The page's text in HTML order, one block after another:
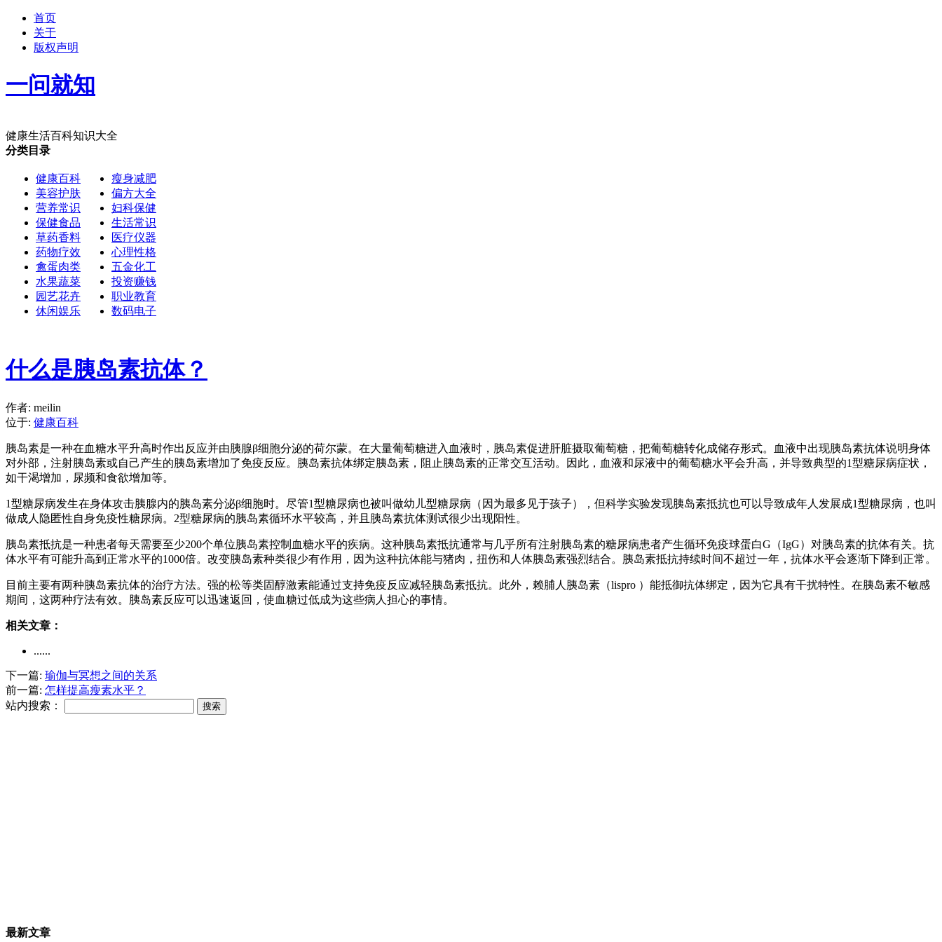
首页
关于
版权声明
一问就知
健康生活百科知识大全
分类目录
健康百科
美容护肤
营养常识
保健食品
草药香料
药物疗效
禽蛋肉类
水果蔬菜
园艺花卉
休闲娱乐
瘦身减肥
偏方大全
妇科保健
生活常识
医疗仪器
心理性格
五金化工
投资赚钱
职业教育
数码电子
什么是胰岛素抗体？
作者: meilin
位于: 健康百科
胰岛素是一种在血糖水平升高时作出反应并由胰腺β细胞分泌的荷尔蒙。在大量葡萄糖进入血液时，胰岛素促进肝脏摄取葡萄糖，把葡萄糖转化成储存形式。血液中出现胰岛素抗体说明身体
对外部，注射胰岛素或自己产生的胰岛素增加了免疫反应。胰岛素抗体绑定胰岛素，阻止胰岛素的正常交互活动。因此，血液和尿液中的葡萄糖水平会升高，并导致典型的1型糖尿病症状，
如干渴增加，尿频和食欲增加等。
1型糖尿病发生在身体攻击胰腺内的胰岛素分泌β细胞时。尽管1型糖尿病也被叫做幼儿型糖尿病（因为最多见于孩子），但科学实验发现胰岛素抵抗也可以导致成年人发展成1型糖尿病，也叫
做成人隐匿性自身免疫性糖尿病。2型糖尿病的胰岛素循环水平较高，并且胰岛素抗体测试很少出现阳性。
胰岛素抵抗是一种患者每天需要至少200个单位胰岛素控制血糖水平的疾病。这种胰岛素抵抗通常与几乎所有注射胰岛素的糖尿病患者产生循环免疫球蛋白G（IgG）对胰岛素的抗体有关。抗
体水平有可能升高到正常水平的1000倍。改变胰岛素种类很少有作用，因为这种抗体能与猪肉，扭伤和人体胰岛素强烈结合。胰岛素抵抗持续时间不超过一年，抗体水平会逐渐下降到正常。
目前主要有两种胰岛素抗体的治疗方法。强的松等类固醇激素能通过支持免疫反应减轻胰岛素抵抗。此外，赖脯人胰岛素（lispro ）能抵御抗体绑定，因为它具有干扰特性。在胰岛素不敏感
期间，这两种疗法有效。胰岛素反应可以迅速返回，使血糖过低成为这些病人担心的事情。
相关文章：
......
下一篇: 瑜伽与冥想之间的关系
前一篇: 怎样提高瘦素水平？
站内搜索：
最新文章